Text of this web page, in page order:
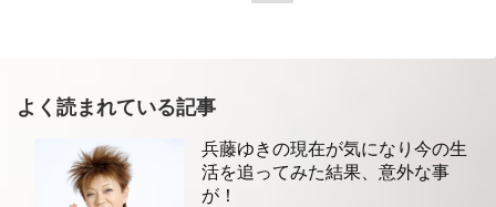
よく読まれている記事
兵藤ゆきの現在が気になり今の生
活を追ってみた結果、意外な事
が！